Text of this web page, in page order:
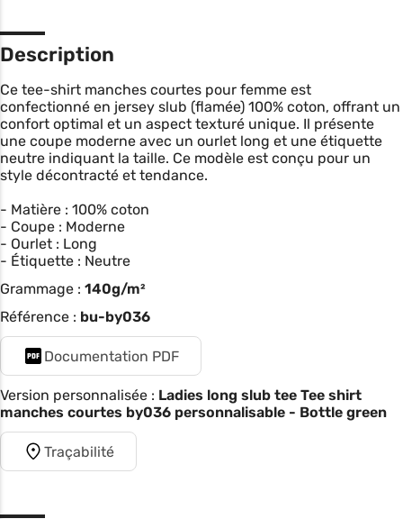
Description
Ce tee-shirt manches courtes pour femme est
confectionné en jersey slub (flamée) 100% coton, offrant un
confort optimal et un aspect texturé unique. Il présente
une coupe moderne avec un ourlet long et une étiquette
neutre indiquant la taille. Ce modèle est conçu pour un
style décontracté et tendance.
- Matière : 100% coton
- Coupe : Moderne
- Ourlet : Long
- Étiquette : Neutre
Grammage : 140g/m²
Référence : bu-by036
Documentation PDF
Version personnalisée : Ladies long slub tee Tee shirt
manches courtes by036 personnalisable - Bottle green
Traçabilité